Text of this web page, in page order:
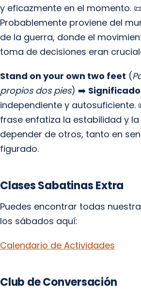
y eficazmente en el momento.
Probablemente proviene del
de la guerra, donde el
toma de decisiones eran
Stand on your own two feet (
propios dos pies) ➡️
independiente y autosuficiente.
frase enfatiza la estabilidad y
depender de otros, tanto en
figurado.
Clases Sabatinas Extra
Puedes encontrar todas
los sábados aquí:
Calendario de Actividades
Club de Conversación